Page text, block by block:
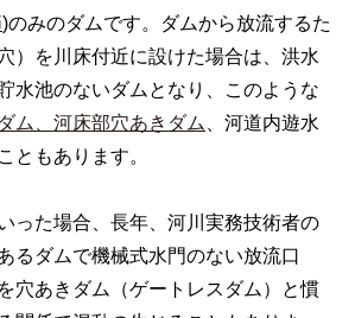
)のみのダムです。ダムから放流するた
）を川床付近に設けた場合は、洪水
水池のないダムとなり、このような
ム、河床部穴あきダム
、河道内遊水
ともあります。
った場合、長年、河川実務技術者の
るダムで機械式水門のない放流口
穴あきダム（ゲートレスダム）と慣